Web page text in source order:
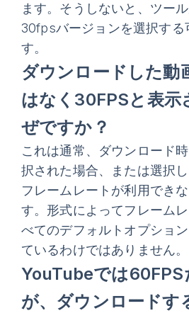
ます。そうしないと、ツー
30fpsバージョンを選択する
す。
ダウンロードした動
はなく30FPSと表示
ぜですか？
これは通常、ダウンロード
択された場合、または選択
フレームレートが利用でき
す。形式によってフレーム
べてのデフォルトオプショ
ているわけではありません。
YouTubeでは60FPS
が、ダウンロードす